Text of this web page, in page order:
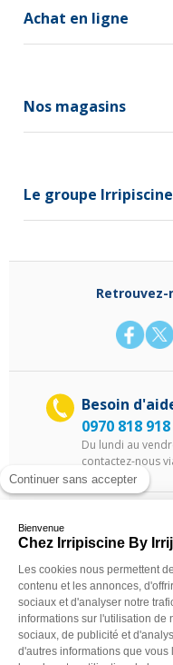
Continuer sans accepter
Bienvenue
Chez Irripiscine By
Les cookies nous permettent
contenu et les annonces,
sociaux et d'analyser notre
informations sur l'utilisation de
sociaux, de publicité et
d'autres informations que
Achat en ligne
Nos magasins
Le groupe
Retrouvez-
Besoin
0970 818 918
Du lundi au
contactez-nous
©Irripiscine 2025